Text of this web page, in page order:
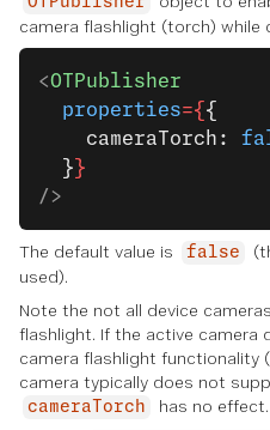
camera flashlight (torch) while
<OTPublisher
  properties
={ {
    cameraTorch:
  }
}
/>
The default value is false
used).
Note the not all device
flashlight. If the active camera
camera flashlight functionality
camera typically does not
cameraTorch
has no effect.